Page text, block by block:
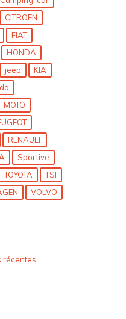
CITROEN
FIAT
HONDA
jeep
KIA
MOTO
RENAULT
Sportive
TOYOTA
TSI
VOLVO
récentes